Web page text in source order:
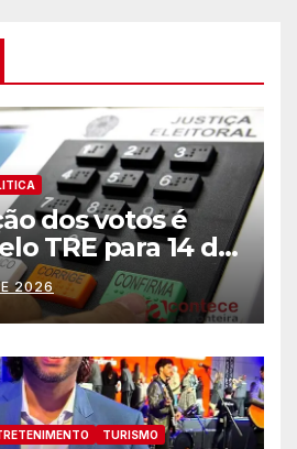
dos votos é
TRE para 14 de
2026
TURISMO